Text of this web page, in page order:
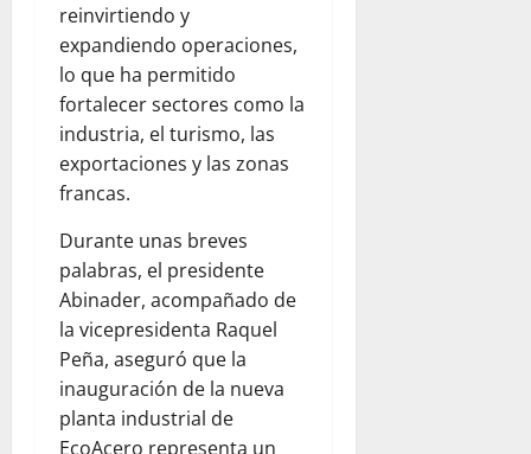
reinvirtiendo y
expandiendo operaciones,
lo que ha permitido
fortalecer sectores como la
industria, el turismo, las
exportaciones y las zonas
francas.
Durante unas breves
palabras, el presidente
Abinader, acompañado de
la vicepresidenta Raquel
Peña, aseguró que la
inauguración de la nueva
planta industrial de
EcoAcero representa un